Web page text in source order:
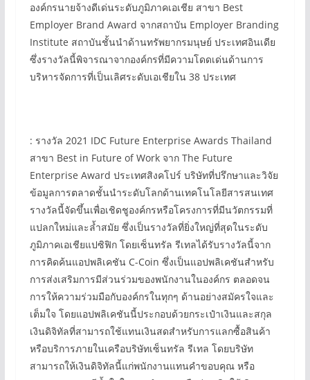
องค์กรนายจ้างดีเด่นระดับภูมิภาคเอเชีย สาขา Best
Employer Brand Award จากสถาบัน Employer Branding
Institute สถาบันชั้นนำด้านทรัพยากรมนุษย์ ประเทศอินเดีย
ซึ่งรางวัลนี้พิจารณาจากองค์กรที่มีความโดดเด่นด้านการ
บริหารจัดการที่เป็นเลิศระดับเอเชียใน 38 ประเทศ
: รางวัล 2021 IDC Future Enterprise Awards Thailand
สาขา Best in Future of Work จาก The Future
Enterprise Award ประเทศสิงคโปร์ บริษัทที่ปรึกษาและวิจัย
ข้อมูลการตลาดชั้นนำระดับโลกด้านเทคโนโลยีสารสนเทศ
รางวัลนี้จัดขึ้นเพื่อเชิดชูองค์กรหรือโครงการที่มีนวัตกรรมที่
แปลกใหม่และล้ำสมัย ซึ่งเป็นรางวัลที่ยิ่งใหญ่ที่สุดในระดับ
ภูมิภาคเอเชียแปซิฟิก โดยเซ็นทรัล รีเทลได้รับรางวัลนี้จาก
การคิดค้นแอปพลิเคชัน C-Coin ซึ่งเป็นแอปพลิเคชันสำหรับ
การส่งเสริมการมีส่วนร่วมของพนักงานในองค์กร ตลอดจน
การให้ความร่วมมือกับองค์กรในทุกๆ ด้านอย่างสมัครใจและ
เต็มใจ โดยแอปพลิเคชันนี้ประกอบด้วยกระเป๋าเงินและสกุล
เงินดิจิทัลที่สามารถใช้แทนเงินสดสำหรับการแลกซื้อสินค้า
หรือบริการภายในเครือบริษัทเซ็นทรัล รีเทล โดยบริษัท
สามารถให้เงินดิจิทัลนี้แก่พนักงานแทนคำขอบคุณ หรือ